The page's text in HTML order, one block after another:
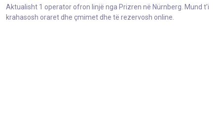
Aktualisht 1 operator ofron linjë nga Prizren në Nürnberg. Mund t'i
krahasosh oraret dhe çmimet dhe të rezervosh online.